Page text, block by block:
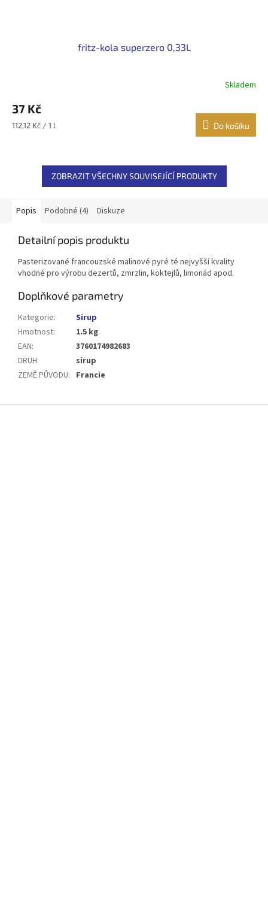
fritz-kola superzero 0,33L
Skladem
37 Kč
Měrná
112,12 Kč / 1 l Do košíku
ZOBRAZIT VŠECHNY SOUVISEJÍCÍ PRODUKTY
Popis Podobné (4) Diskuze
Detailní popis produktu
Pasterizované francouzské malinové pyré té nejvyšší kvality
vhodné pro výrobu dezertů, zmrzlin, koktejlů, limonád apod.
Doplňkové parametry
Kategorie:
Sirup
Hmotnost:
1.5 kg
EAN:
3760174982683
DRUH:
sirup
ZEMĚ PŮVODU: Francie